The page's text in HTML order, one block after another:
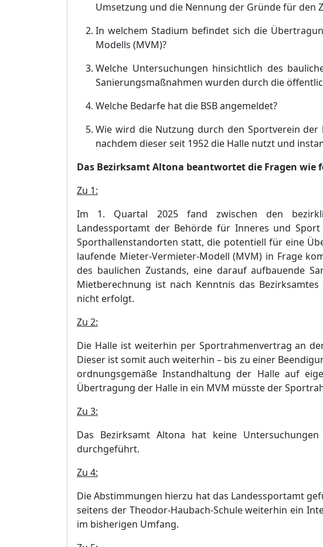
Umsetzung und die Nennung der Gründe für den
In welchem Stadium befindet sich die Ü
Modells (MVM)?
Welche Untersuchungen hinsichtlich des
Sanierungsmaßnahmen wurden durch die ö
Welche Bedarfe hat die BSB angemeldet?
Wie wird die Nutzung durch den Sportverein der
nachdem dieser seit 1952 die Halle nutzt und
Das Bezirksamt Altona beantwortet die Fragen wie
Zu 1:
Im 1. Quartal 2025 fand zwischen den
Landessportamt der Behörde für Inneres und Sport
Sporthallenstandorten statt, die potentiell für eine Ü
laufende Mieter-Vermieter-Modell (MVM) in Frage
des baulichen Zustands, eine darauf aufbauende
Mietberechnung ist nach Kenntnis das
nicht erfolgt.
Zu 2:
Die Halle ist weiterhin per Sportrahmenvertrag an
Dieser ist somit auch weiterhin– bis zu einer
ordnungsgemäße Instandhaltung der Halle auf
Übertragung der Halle in ein MVM müsste der
Zu 3:
Das Bezirksamt Altona hat keine
durchgeführt.
Zu 4:
Die Abstimmungen hierzu hat das Landessportamt
seitens der Theodor-Haubach-Schule weiterhin ein
im bisherigen Umfang.